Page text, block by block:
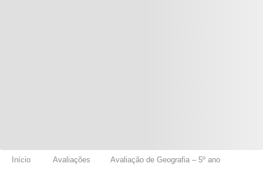
Início Avaliações Avaliação de Geografia – 5º ano